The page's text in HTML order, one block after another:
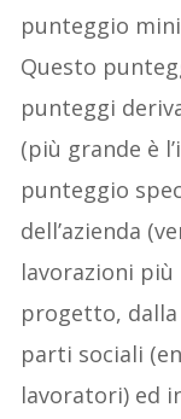
punteggio
Questo
punteggi
(più grande è
punteggio
dell’azienda
lavorazioni più
progetto,
parti sociali
lavoratori) ed